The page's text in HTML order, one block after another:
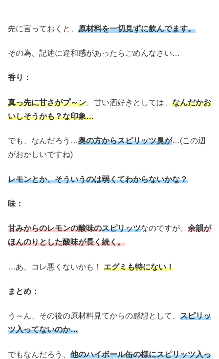
先に言っておくと、 原材料を一切見ずに飲んでます。
その為、記述に違和感があったらごめんなさい…
香り：
真っ先に甘さがプ～ン 、甘い酒好きとしては、 なんだかお
いしそうかも？な印象…
でも、なんだろう…奥の方からスピリッツ臭が…(この辺
がおかしいですね)
レモンとか、そういうのは弱くてわからないかな？
味：
甘みからのレモンの酸味のスピリッツなのですが、 余韻が
ほんのりとした酸味が長く続く。
…あ、コレ悪くないかも！ エグミも特にない！
まとめ：
う～ん、その後の原材料見てからの感想として、 スピリッ
ツ入ってないのか…
でもなんだろう、 他のハイボール缶の様にスピリッツ入っ